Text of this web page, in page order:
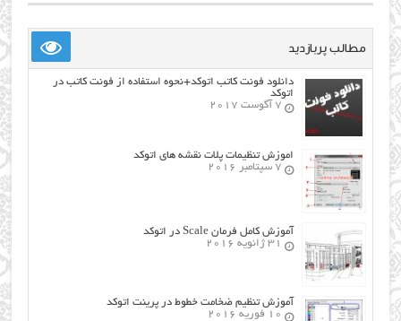
مطالب پربازدید
دانلود فونت کاتب اتوکد+نحوه استفاده از فونت کاتب در
اتوکد
7 آگوست 2017
اموزش تنظیمات پلات نقشه های اتوکد
7 سپتامبر 2016
آموزش کامل فرمان Scale در اتوکد
31 ژانویه 2016
آموزش تنظیم ضخامت خطوط در پرینت اتوکد
10 فوریه 2016